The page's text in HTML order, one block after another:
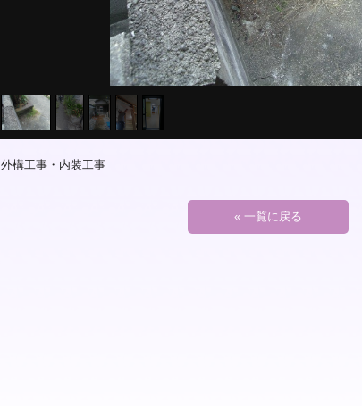
外構工事・内装工事
« 一覧に戻る